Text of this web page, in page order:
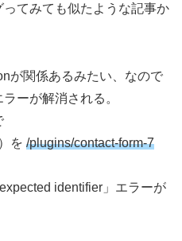
てみても似たような記事か
が関係あるみたい、なので
ーが解消される。
を /plugins/contact-form-7
identifier」エラーが